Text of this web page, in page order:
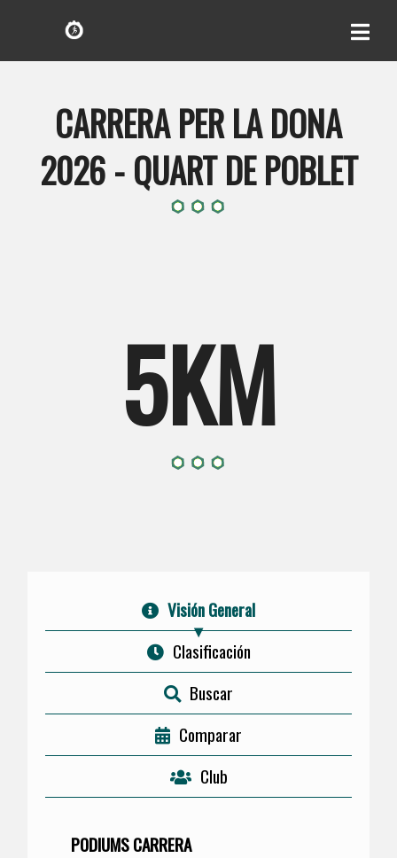
CARRERA PER LA DONA
2026 - QUART DE POBLET
5KM
Visión General
Clasificación
Buscar
Comparar
Club
PODIUMS CARRERA